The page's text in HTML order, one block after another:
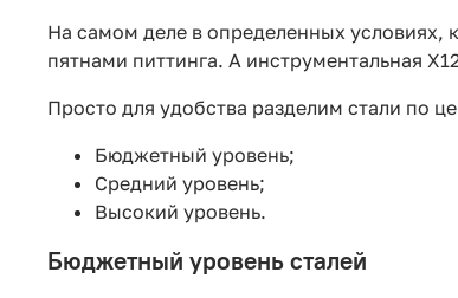
На самом деле в определенных условиях,
пятнами питтинга. А инструментальная
Просто для удобства разделим стали по
Бюджетный уровень;
Средний уровень;
Высокий уровень.
Бюджетный уровень сталей